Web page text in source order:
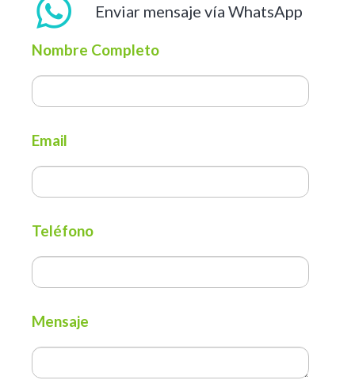
Enviar mensaje vía WhatsApp
Nombre Completo
Email
Teléfono
Mensaje